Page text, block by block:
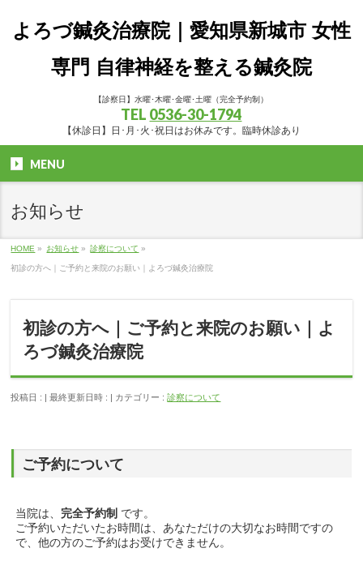
よろづ鍼灸治療院｜愛知県新城市 女性
専門 自律神経を整える鍼灸院
【診察日】水曜･木曜･金曜･土曜（完全予約制）
TEL 0536-30-1794
【休診日】日･月･火･祝日はお休みです。臨時休診あり
MENU
お知らせ
HOME » お知らせ » 診察について »
初診の方へ｜ご予約と来院のお願い｜よろづ鍼灸治療院
初診の方へ｜ご予約と来院のお願い｜よ
ろづ鍼灸治療院
投稿日 : 最終更新日時 : カテゴリー :診察について
ご予約について
当院は、 完全予約制 です。
ご予約いただいたお時間は、あなただけの大切なお時間ですの
で、他の方のご予約はお受けできません。